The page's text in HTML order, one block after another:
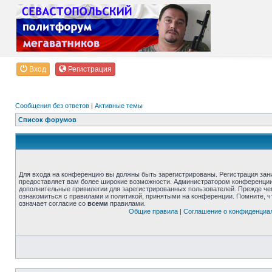
Вход Регистрация
Сообщения без ответов | Активные темы
Список форумов
Для входа на конференцию вы должны быть зарегистрированы. Регистрация
предоставляет вам более широкие возможности. Администратором
дополнительные привилегии для зарегистрированных пользователей. Прежде
ознакомиться с правилами и политикой, принятыми на конференции. Помните,
означает согласие со всеми правилами.
Общие правила| Соглашение о